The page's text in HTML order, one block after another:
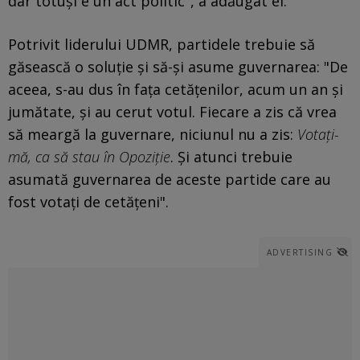
Potrivit liderului UDMR, partidele trebuie să
găsească o soluție și să-și asume guvernarea: "De
aceea, s-au dus în fața cetățenilor, acum un an și
jumătate, și au cerut votul. Fiecare a zis că vrea
să meargă la guvernare, niciunul nu a zis: Votați-
mă, ca să stau în Opoziție. Și atunci trebuie
asumată guvernarea de aceste partide care au
fost votați de cetățeni".
ADVERTISING